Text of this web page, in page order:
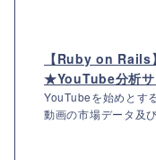
【Ruby on Rails
★YouTube分析サ
YouTubeを始めとす
動画の市場データ及